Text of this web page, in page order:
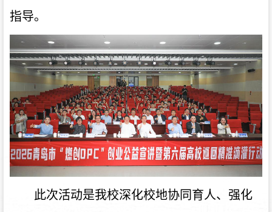
指导。
此次活动是我校深化校地协同育人、强化